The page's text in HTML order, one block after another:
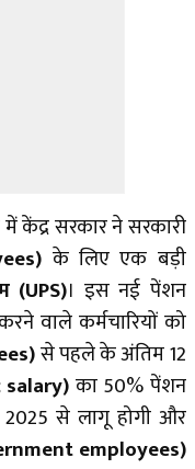
में केंद्र सरकार ने सरकारी
के लिए एक बड़ी
(UPS)। इस नई पेंशन
वाले कर्मचारियों को
से पहले के अंतिम 12
salary)का 50% पेंशन
से लागू होगी और
employees)